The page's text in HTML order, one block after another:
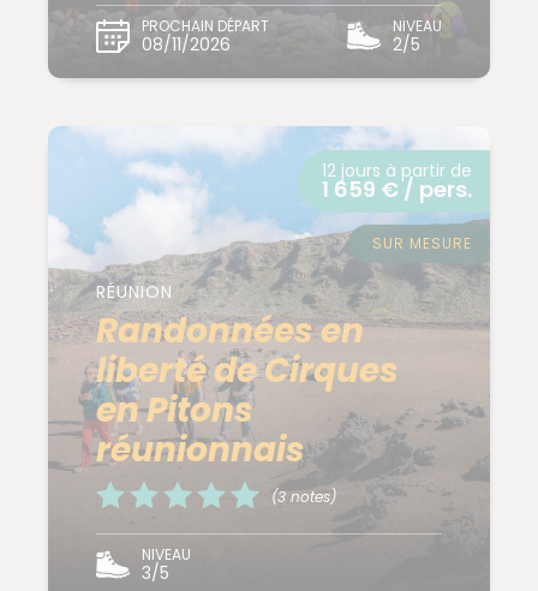
PROCHAIN DÉPART
08/11/2026
NIVEAU
2/5
RÉUNION
Randonnées en
liberté de Cirques
en Pitons
réunionnais
(3 notes)
NIVEAU
3/5
12 jours à partir de
1 659 € / pers.
SUR MESURE